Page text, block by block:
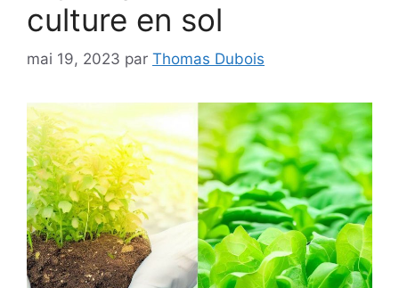
culture en sol
mai 19, 2023 par Thomas Dubois